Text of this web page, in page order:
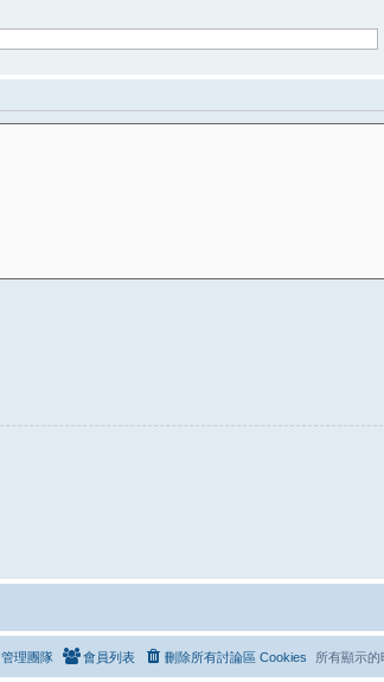
所有顯示的
刪除所有討論區 Cookies
會員列表
管理團隊